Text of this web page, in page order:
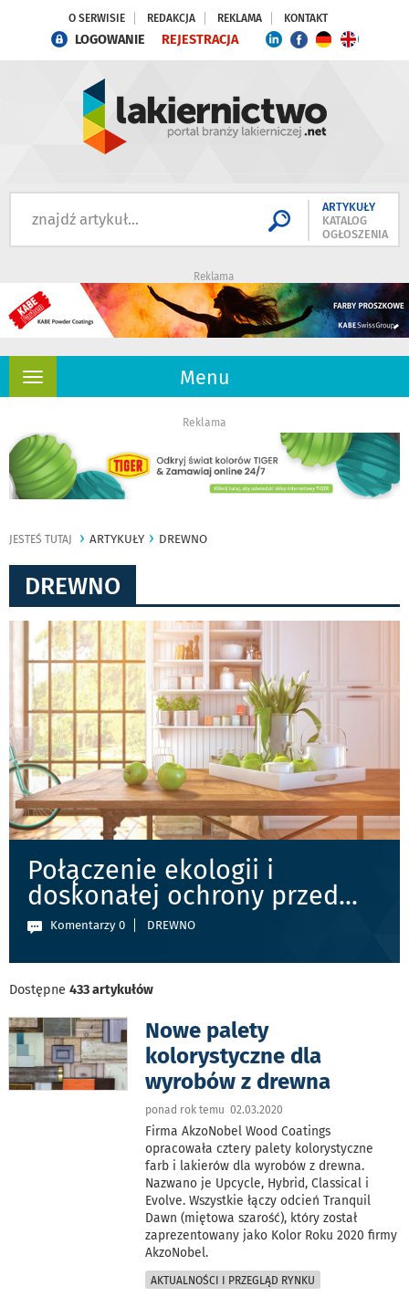
O SERWISIE REDAKCJA REKLAMA KONTAKT
LOGOWANIE REJESTRACJA
ARTYKUŁY
KATALOG
OGŁOSZENIA
Reklama
Menu
Rozwiń
Reklama
JESTEŚ TUTAJ ARTYKUŁY DREWNO
DREWNO
Połączenie ekologii i
doskonałej ochrony przed...
Komentarzy 0 DREWNO
Dostępne 433 artykułów
Nowe palety
kolorystyczne dla
wyrobów z drewna
ponad rok temu 02.03.2020
Firma AkzoNobel Wood Coatings
opracowała cztery palety kolorystyczne
farb i lakierów dla wyrobów z drewna.
Nazwano je Upcycle, Hybrid, Classical i
Evolve. Wszystkie łączy odcień Tranquil
Dawn (miętowa szarość), który został
zaprezentowany jako Kolor Roku 2020 firmy
AkzoNobel.
AKTUALNOŚCI I PRZEGLĄD RYNKU